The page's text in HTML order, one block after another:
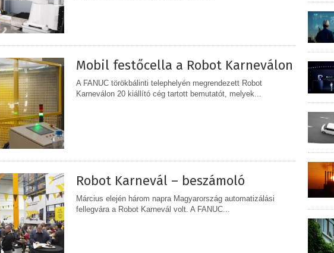
Mobil festőcella a Robot Karneválon
A FANUC törökbálinti telephelyén megrendezett Robot
Karneválon 20 kiállító cég tartott bemutatót, melyek...
Robot Karnevál – beszámoló
Március elején három napra Magyarország automatizálási
fellegvára a Robot Karnevál volt. A FANUC...